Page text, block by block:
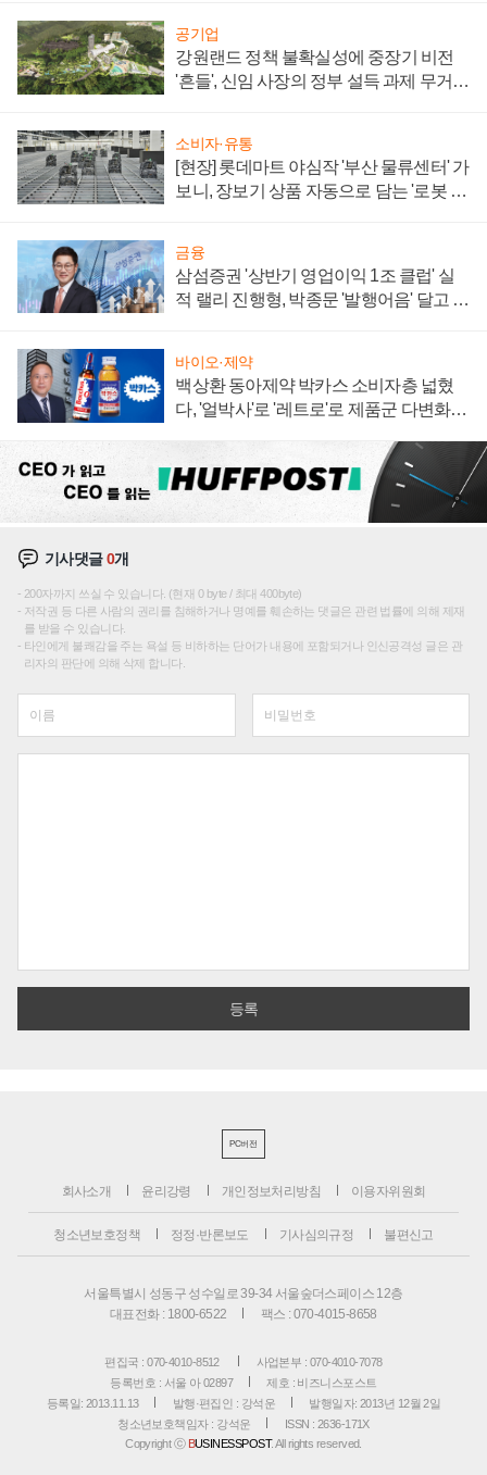
공기업
강원랜드 정책 불확실성에 중장기 비전
'흔들', 신임 사장의 정부 설득 과제 무거워
소비자·유통
[현장] 롯데마트 야심작 '부산 물류센터' 가
보니, 장보기 상품 자동으로 담는 '로봇 40
금융
삼섬증권 '상반기 영업이익 1조 클럽' 실
적 랠리 진행형, 박종문 '발행어음' 달고 연
바이오·제약
백상환 동아제약 박카스 소비자층 넓혔
다, '얼박사'로 '레트로'로 제품군 다변화
기사댓글0개
200자까지 쓰실 수 있습니다. (현재 0 byte / 최대 400byte)
저작권 등 다른 사람의 권리를 침해하거나 명예를 훼손하는 댓글은 관련 법률에 의해 제재
를 받을 수 있습니다.
타인에게 불쾌감을 주는 욕설 등 비하하는 단어가 내용에 포함되거나 인신공격성 글은 관
리자의 판단에 의해 삭제 합니다.
PC버전
회사소개 윤리강령 개인정보처리방침 이용자위원회
청소년보호정책 정정·반론보도 기사심의규정 불편신고
서울특별시 성동구 성수일로 39-34 서울숲더스페이스 12층
대표전화 : 1800-6522
팩스 : 070-4015-8658
편집국 : 070-4010-8512
사업본부 : 070-4010-7078
등록번호 : 서울 아 02897
제호 : 비즈니스포스트
등록일: 2013.11.13
발행·편집인 : 강석운
발행일자: 2013년 12월 2일
청소년보호책임자 : 강석운
ISSN : 2636-171X
Copyright ⓒ BUSINESSPOST. All rights reserved.